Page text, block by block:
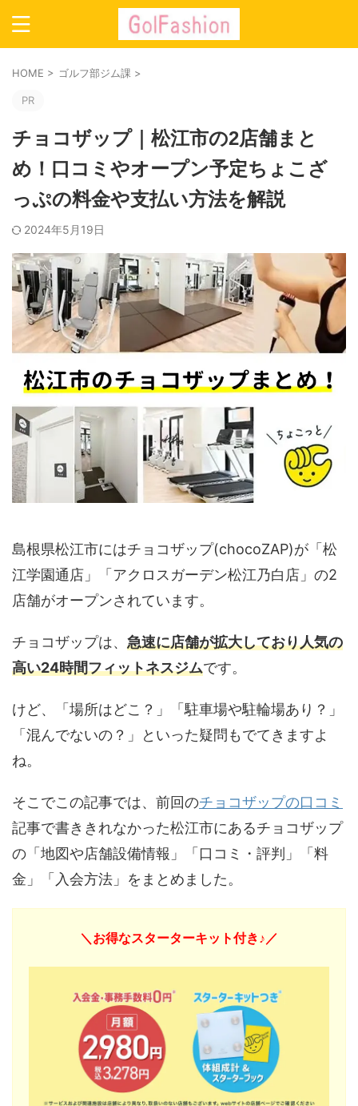
HOME > ゴルフ部ジム課 >
PR
チョコザップ｜松江市の2店舗まと
め！口コミやオープン予定ちょこざ
っぷの料金や支払い方法を解説
2024年5月19日
島根県松江市にはチョコザップ(chocoZAP)が「松
江学園通店」「アクロスガーデン松江乃白店」の2
店舗がオープンされています。
チョコザップは、 急速に店舗が拡大しており人気の
高い24時間フィットネスジムです。
けど、「場所はどこ？」「駐車場や駐輪場あり？」
「混んでないの？」といった疑問もでてきますよ
ね。
そこでこの記事では、前回のチョコザップの口コミ
記事で書ききれなかった松江市にあるチョコザップ
の「地図や店舗設備情報」「口コミ・評判」「料
金」「入会方法」をまとめました。
＼お得なスターターキット付き♪／